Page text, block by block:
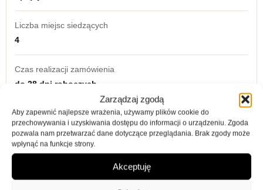
Zarządzaj zgodą
Aby zapewnić najlepsze wrażenia, używamy plików cookie do
przechowywania i uzyskiwania dostępu do informacji o urządzeniu. Zgoda
pozwala nam przetwarzać dane dotyczące przeglądania. Brak zgody może
wpłynąć na funkcje strony.
Akceptuję
Liczba miejsc siedzących
4
Czas realizacji zamówienia
do 28 dni roboczych
Materiał obicia
Ekoskóra